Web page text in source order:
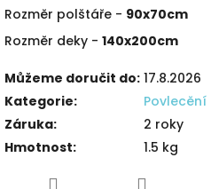
Rozměr polštáře - 90x70cm
Rozměr deky - 140x200cm
Můžeme doručit do: 17.8.2026
Kategorie:
Povlecění
Záruka:
2 roky
Hmotnost: 1.5 kg